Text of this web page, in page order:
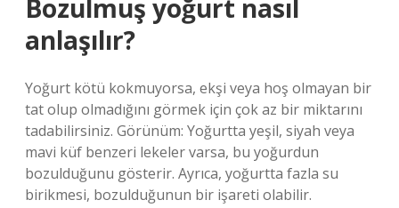
Bozulmuş yoğurt nasıl
anlaşılır?
Yoğurt kötü kokmuyorsa, ekşi veya hoş olmayan bir
tat olup olmadığını görmek için çok az bir miktarını
tadabilirsiniz. Görünüm: Yoğurtta yeşil, siyah veya
mavi küf benzeri lekeler varsa, bu yoğurdun
bozulduğunu gösterir. Ayrıca, yoğurtta fazla su
birikmesi, bozulduğunun bir işareti olabilir.